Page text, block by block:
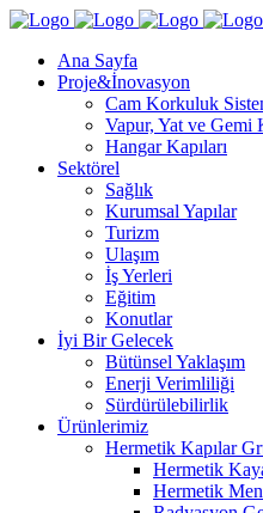
Ana Sayfa
Proje&İnovasyon
Cam Korkuluk
Vapur, Yat ve Gemi
Hangar Kapıları
Sektörel
Sağlık
Kurumsal Yapılar
Turizm
Ulaşım
İş Yerleri
Eğitim
Konutlar
İyi Bir Gelecek
Bütünsel Yaklaşım
Enerji Verimliliği
Sürdürülebilirlik
Ürünlerimiz
Hermetik Kapılar
Hermetik
Hermetik